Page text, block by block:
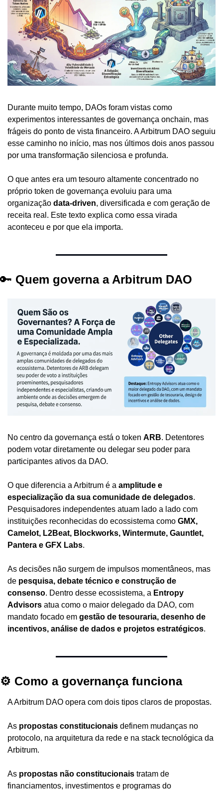
Durante muito tempo, DAOs foram vistas como
experimentos interessantes de governança onchain, mas
frágeis do ponto de vista financeiro. A Arbitrum DAO seguiu
esse caminho no início, mas nos últimos dois anos passou
por uma transformação silenciosa e profunda.
O que antes era um tesouro altamente concentrado no
próprio token de governança evoluiu para uma
organização data-driven, diversificada e com geração de
receita real. Este texto explica como essa virada
aconteceu e por que ela importa.
🔑 Quem governa a Arbitrum DAO
No centro da governança está o token ARB. Detentores
podem votar diretamente ou delegar seu poder para
participantes ativos da DAO.
O que diferencia a Arbitrum é a amplitude e
especialização da sua comunidade de delegados.
Pesquisadores independentes atuam lado a lado com
instituições reconhecidas do ecossistema como GMX,
Camelot, L2Beat, Blockworks, Wintermute, Gauntlet,
Pantera e GFX Labs.
As decisões não surgem de impulsos momentâneos, mas
de pesquisa, debate técnico e construção de
consenso. Dentro desse ecossistema, a Entropy
Advisors atua como o maior delegado da DAO, com
mandato focado em gestão de tesouraria, desenho de
incentivos, análise de dados e projetos estratégicos.
⚙️ Como a governança funciona
A Arbitrum DAO opera com dois tipos claros de propostas.
As propostas constitucionais definem mudanças no
protocolo, na arquitetura da rede e na stack tecnológica da
Arbitrum.
As propostas não constitucionais tratam de
financiamentos, investimentos e programas do